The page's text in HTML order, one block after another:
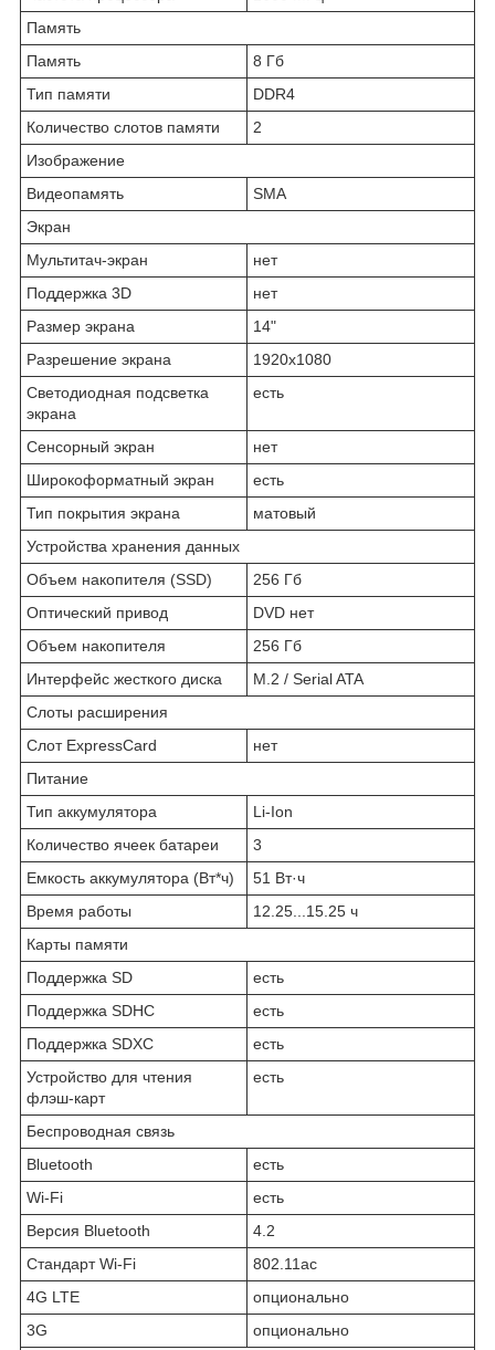
Память
Память
8 Гб
Тип памяти
DDR4
Количество слотов памяти
2
Изображение
Видеопамять
SMA
Экран
Мультитач-экран
нет
Поддержка 3D
нет
Размер экрана
14"
Разрешение экрана
1920x1080
Светодиодная подсветка
экрана
есть
Сенсорный экран
нет
Широкоформатный экран
есть
Тип покрытия экрана
матовый
Устройства хранения данных
Объем накопителя (SSD)
256 Гб
Оптический привод
DVD нет
Объем накопителя
256 Гб
Интерфейс жесткого диска
M.2 / Serial ATA
Слоты расширения
Слот ExpressCard
нет
Питание
Тип аккумулятора
Li-Ion
Количество ячеек батареи
3
Емкость аккумулятора (Вт*ч)
51 Вт·ч
Время работы
12.25...15.25 ч
Карты памяти
Поддержка SD
есть
Поддержка SDHC
есть
Поддержка SDXC
есть
Устройство для чтения
флэш-карт
есть
Беспроводная связь
Bluetooth
есть
Wi-Fi
есть
Версия Bluetooth
4.2
Стандарт Wi-Fi
802.11ac
4G LTE
опционально
3G
опционально